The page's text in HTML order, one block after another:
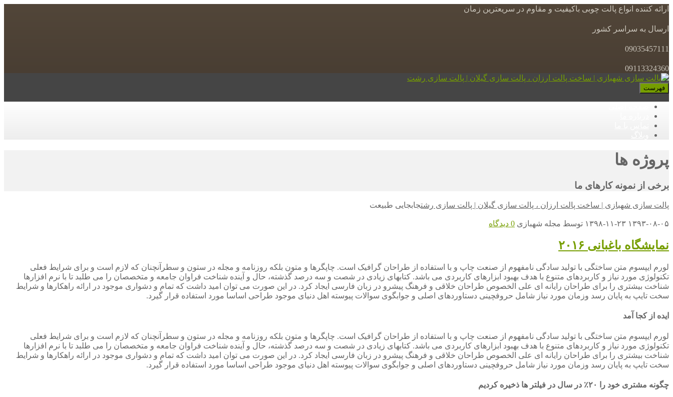
ارائه کننده انواع پالت چوبی باکیفیت و مقاوم در سریعترین زمان
ارسال به سراسر کشور
09035457111
09113324360
فهرست
پروژه ها
برخی از نمونه کارهای ما
پالت سازی شهبازی | ساخت پالت ارزان ، پالت سازی گیلان | پالت سازی رشتجابجایی طبیعت
۱۳۹۳-۰۸-۰۵ ۱۳۹۸-۱۱-۲۳ توسط مجله شهبازی 0 دیدگاه
نمایشگاه باغبانی ۲۰۱۶
لورم ایپسوم متن ساختگی با تولید سادگی نامفهوم از صنعت چاپ و با استفاده از طراحان گرافیک است. چاپگرها و متون بلکه روزنامه و مجله در ستون و سطرآنچنان که لازم است و برای شرایط فعلی
تکنولوژی مورد نیاز و کاربردهای متنوع با هدف بهبود ابزارهای کاربردی می باشد. کتابهای زیادی در شصت و سه درصد گذشته، حال و آینده شناخت فراوان جامعه و متخصصان را می طلبد تا با نرم افزارها
شناخت بیشتری را برای طراحان رایانه ای علی الخصوص طراحان خلاقی و فرهنگ پیشرو در زبان فارسی ایجاد کرد. در این صورت می توان امید داشت که تمام و دشواری موجود در ارائه راهکارها و شرایط
سخت تایپ به پایان رسد وزمان مورد نیاز شامل حروفچینی دستاوردهای اصلی و جوابگوی سوالات پیوسته اهل دنیای موجود طراحی اساسا مورد استفاده قرار گیرد.
ایده از کجا آمد
لورم ایپسوم متن ساختگی با تولید سادگی نامفهوم از صنعت چاپ و با استفاده از طراحان گرافیک است. چاپگرها و متون بلکه روزنامه و مجله در ستون و سطرآنچنان که لازم است و برای شرایط فعلی
تکنولوژی مورد نیاز و کاربردهای متنوع با هدف بهبود ابزارهای کاربردی می باشد. کتابهای زیادی در شصت و سه درصد گذشته، حال و آینده شناخت فراوان جامعه و متخصصان را می طلبد تا با نرم افزارها
شناخت بیشتری را برای طراحان رایانه ای علی الخصوص طراحان خلاقی و فرهنگ پیشرو در زبان فارسی ایجاد کرد. در این صورت می توان امید داشت که تمام و دشواری موجود در ارائه راهکارها و شرایط
سخت تایپ به پایان رسد وزمان مورد نیاز شامل حروفچینی دستاوردهای اصلی و جوابگوی سوالات پیوسته اهل دنیای موجود طراحی اساسا مورد استفاده قرار گیرد.
چگونه مشتری خود را ۲۰٪ در سال در فیلتر ها ذخیره کردیم